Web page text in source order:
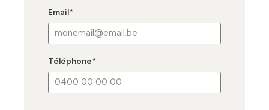
Email*
Téléphone*